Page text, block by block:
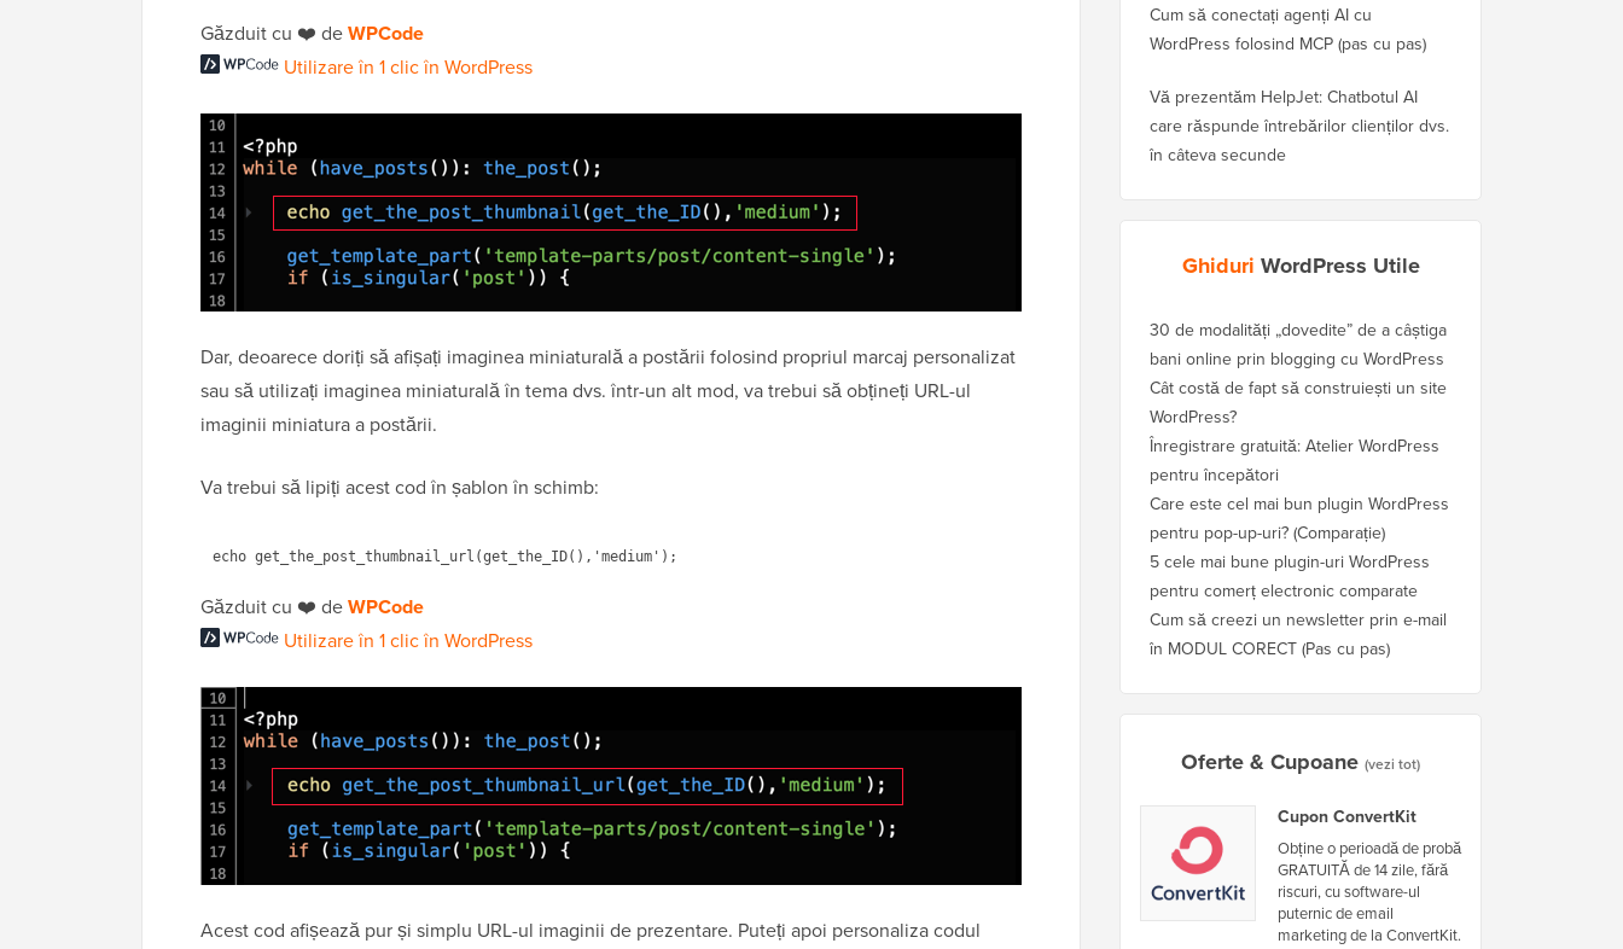
Găzduit cu ❤️ deWPCode
Utilizare în 1 clic în WordPress
Dar, deoarece doriți să afișați imaginea miniaturală a postării folosind propriul marcaj personalizat
sau să utilizați imaginea miniaturală în tema dvs. într-un alt mod, va trebui să obțineți URL-ul
imaginii miniatura a postării.
Va trebui să lipiți acest cod în șablon în schimb:
Găzduit cu ❤️ deWPCode
Utilizare în 1 clic în WordPress
Acest cod afișează pur și simplu URL-ul imaginii de prezentare. Puteți apoi personaliza codul
Cum să conectați agenți AI cu
WordPress folosind MCP (pas cu pas)
Vă prezentăm HelpJet: Chatbotul AI
care răspunde întrebărilor clienților dvs.
în câteva secunde
Ghiduri WordPress Utile
30 de modalități „dovedite” de a câștiga
bani online prin blogging cu WordPress
Cât costă de fapt să construiești un site
WordPress?
Înregistrare gratuită: Atelier WordPress
pentru începători
Care este cel mai bun plugin WordPress
pentru pop-up-uri? (Comparație)
5 cele mai bune plugin-uri WordPress
pentru comerț electronic comparate
Cum să creezi un newsletter prin e-mail
în MODUL CORECT (Pas cu pas)
Oferte & Cupoane (vezi tot)
Cupon ConvertKit
Obține o perioadă de probă
GRATUITĂ de 14 zile, fără
riscuri, cu software-ul
puternic de email
marketing de la ConvertKit.